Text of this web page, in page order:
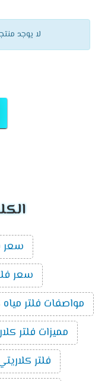
لا يوجد
سعر
سعر
مواصفات فلتر مياه
مميزات فلتر
فلتر